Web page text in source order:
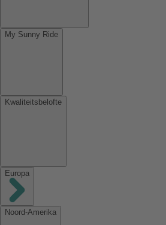
My Sunny Ride
Kwaliteitsbelofte
Europa
Noord-Amerika